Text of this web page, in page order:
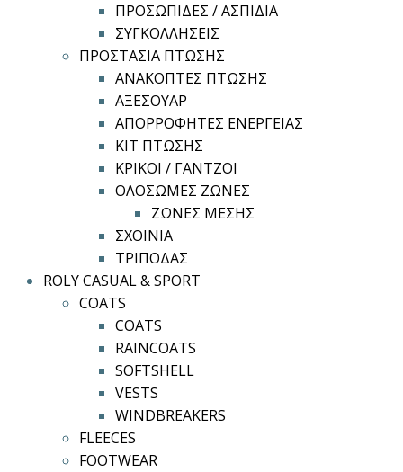
ΠΡΟΣΩΠΙΔΕΣ / ΑΣΠΙΔΙΑ
ΣΥΓΚΟΛΛΗΣΕΙΣ
ΠΡΟΣΤΑΣΙΑ ΠΤΩΣΗΣ
ΑΝΑΚΟΠΤΕΣ ΠΤΩΣΗΣ
ΑΞΕΣΟΥΑΡ
ΑΠΟΡΡΟΦΗΤΕΣ ΕΝΕΡΓΕΙΑΣ
ΚΙΤ ΠΤΩΣΗΣ
ΚΡΙΚΟΙ / ΓΑΝΤΖΟΙ
ΟΛΟΣΩΜΕΣ ΖΩΝΕΣ
ΖΩΝΕΣ ΜΕΣΗΣ
ΣΧΟΙΝΙΑ
ΤΡΙΠΟΔΑΣ
ROLY CASUAL & SPORT
COATS
COATS
RAINCOATS
SOFTSHELL
VESTS
WINDBREAKERS
FLEECES
FOOTWEAR